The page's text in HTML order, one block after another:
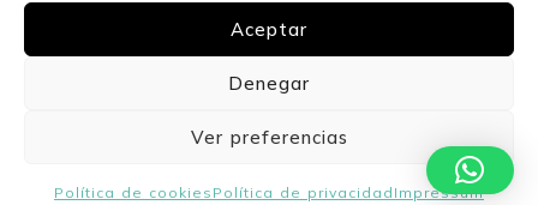
Aceptar
Denegar
Ver preferencias
Política de cookies Política de privacidad Impressum
Lunes a viernes de 10:00 a 13:30 y de 17:00 a
20:00. Sábados de 10:00 a 14:00.
Politica de privacidadEnvíos y devoluciones
CoquetaShopDesarrollado by Aritz Design